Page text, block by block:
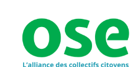
contenu